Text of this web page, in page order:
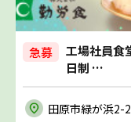
急募
工場社員食
日制 …
田原市緑が浜2-